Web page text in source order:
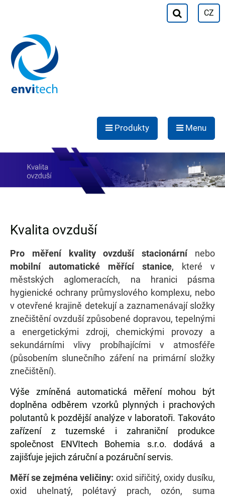
CZ
Produkty Menu
Kvalita ovzduší
Pro měření kvality ovzdušístacionárnínebo
mobilní automatické měřící stanice, které v
městských aglomeracích, na hranici pásma
hygienické ochrany průmyslového komplexu, nebo
v otevřené krajině detekují a zaznamenávají složky
znečištění ovzduší způsobené dopravou, tepelnými
a energetickými zdroji, chemickými provozy a
sekundárními vlivy probíhajícími v atmosféře
(působením slunečního záření na primární složky
znečištění).
Výše zmíněná automatická měření mohou být
doplněna odběrem vzorků plynných i prachových
polutantů k pozdější analýze v laboratoři. Takováto
zařízení z tuzemské i zahraniční produkce
společnost ENVItech Bohemia s.r.o. dodává a
zajišťuje jejich záruční a pozáruční servis.
Měří se zejména veličiny: oxid siřičitý, oxidy dusíku,
oxid uhelnatý, polétavý prach, ozón, suma